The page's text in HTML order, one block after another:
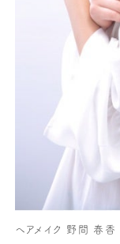
ヘアメイク 野間 春香